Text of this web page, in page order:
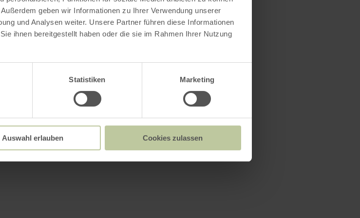
geben wir Informationen zu Ihrer Verwendung unserer
und Analysen weiter. Unsere Partner führen diese Informationen
ihnen bereitgestellt haben oder die sie im Rahmen Ihrer Nutzung
Statistiken Marketing
Auswahl erlauben Cookies zulassen